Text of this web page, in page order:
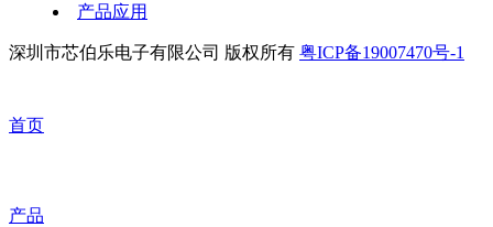
产品应用
深圳市芯伯乐电子有限公司 版权所有 粤ICP备19007470号-1
首页
产品